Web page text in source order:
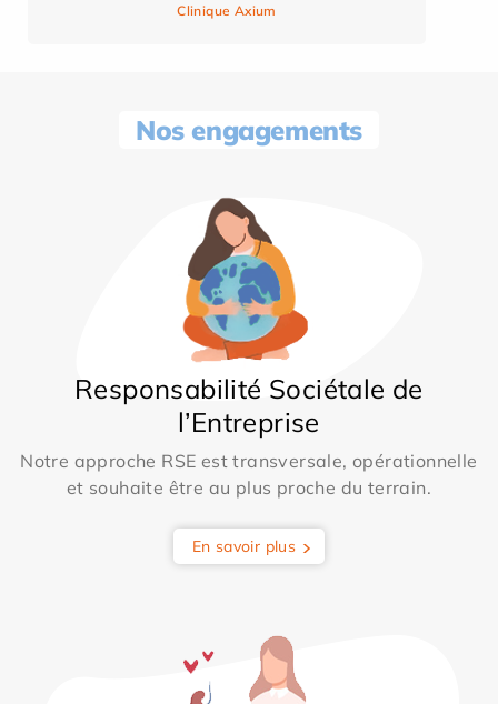
Clinique Axium
Nos engagements
Responsabilité Sociétale de
l’Entreprise
Notre approche RSE est transversale, opérationnelle
et souhaite être au plus proche du terrain.
En savoir plus